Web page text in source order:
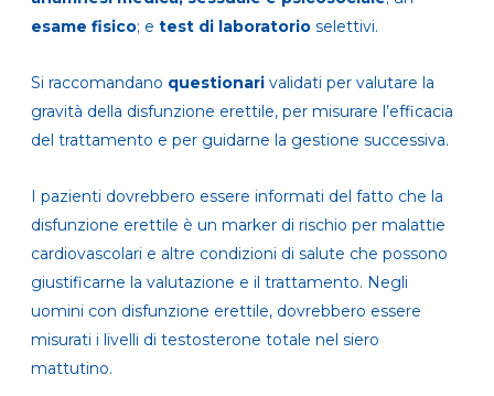
esame fisico; e test di laboratorio selettivi.
Si raccomandano questionari validati per valutare la
gravità della disfunzione erettile, per misurare l’efficacia
del trattamento e per guidarne la gestione successiva.
I pazienti dovrebbero essere informati del fatto che la
disfunzione erettile è un marker di rischio per malattie
cardiovascolari e altre condizioni di salute che possono
giustificarne la valutazione e il trattamento. Negli
uomini con disfunzione erettile, dovrebbero essere
misurati i livelli di testosterone totale nel siero
mattutino.